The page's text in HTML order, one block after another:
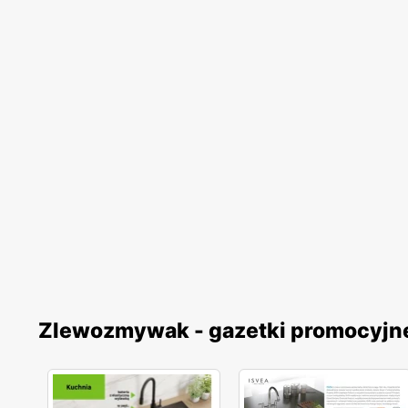
Zlewozmywak - gazetki